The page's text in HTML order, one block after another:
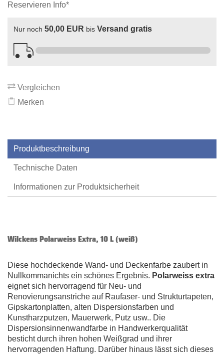
Reservieren Info*
Nur noch 50,00 EUR bis Versand gratis
Vergleichen
Merken
Produktbeschreibung
Technische Daten
Informationen zur Produktsicherheit
Wilckens Polarweiss Extra, 10 L (weiß)
Diese hochdeckende Wand- und Deckenfarbe zaubert in
Nullkommanichts ein schönes Ergebnis. Polarweiss extra
eignet sich hervorragend für Neu- und
Renovierungsanstriche auf Raufaser- und Strukturtapeten,
Gipskartonplatten, alten Dispersionsfarben und
Kunstharzputzen, Mauerwerk, Putz usw.. Die
Dispersionsinnenwandfarbe in Handwerkerqualität
besticht durch ihren hohen Weißgrad und ihrer
hervorragenden Haftung. Darüber hinaus lässt sich dieses